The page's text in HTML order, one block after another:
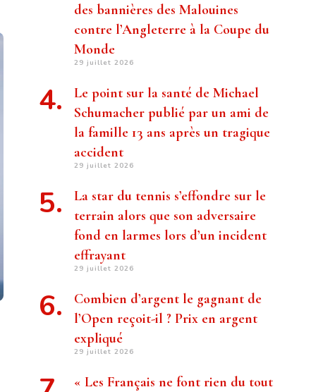
des bannières des Malouines
contre l’Angleterre à la Coupe du
Monde
29 juillet 2026
Le point sur la santé de Michael
Schumacher publié par un ami de
la famille 13 ans après un tragique
accident
29 juillet 2026
La star du tennis s’effondre sur le
terrain alors que son adversaire
fond en larmes lors d’un incident
effrayant
29 juillet 2026
Combien d’argent le gagnant de
l’Open reçoit-il ? Prix ​​en argent
expliqué
29 juillet 2026
« Les Français ne font rien du tout